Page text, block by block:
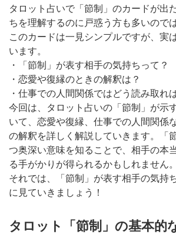
タロット占いで「節制」のカードが出
ちを理解するのに戸惑う方も多いので
このカードは一見シンプルですが、実
います。
・「節制」が表す相手の気持ちって？
・恋愛や復縁のときの解釈は？
・仕事での人間関係ではどう読み取れ
今回は、タロット占いの「節制」が示
いて、恋愛や復縁、仕事での人間関係
の解釈を詳しく解説していきます。「
つ奥深い意味を知ることで、相手の本
る手がかりが得られるかもしれません。
それでは、「節制」が表す相手の気持
に見ていきましょう！
タロット「節制」の基本的